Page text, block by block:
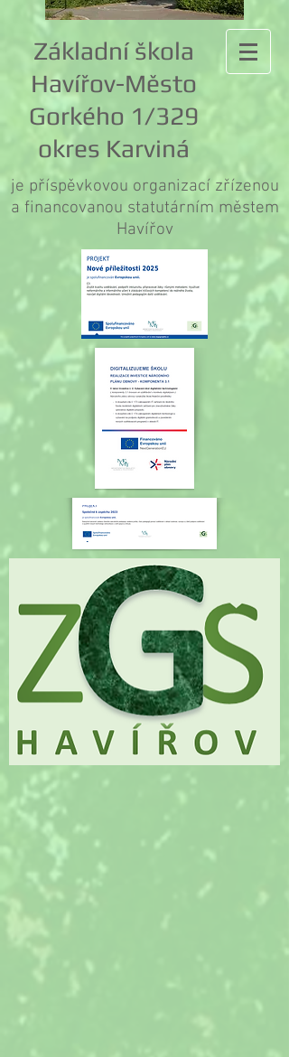
Základní škola
Havířov-Město
Gorkého 1/329
okres Karviná
je příspěvkovou organizací zřízenou
a financovanou statutárním městem
Havířov